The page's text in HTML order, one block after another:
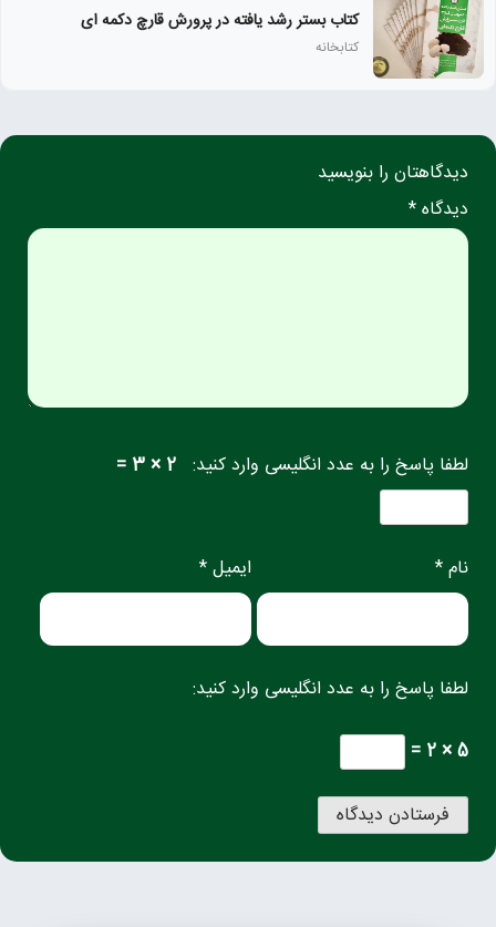
کتاب بستر رشد یافته در پرورش قارچ دکمه ای
کتابخانه
دیدگاهتان را بنویسید
دیدگاه *
لطفا پاسخ را به عدد انگلیسی وارد کنید: 2 × 3 =
نام * ایمیل *
لطفا پاسخ را به عدد انگلیسی وارد کنید:
5 × 2 =